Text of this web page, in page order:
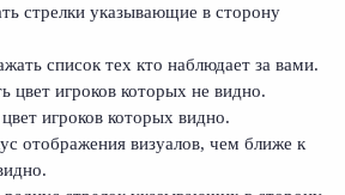
стрелки указывающие в сторону
список тех кто наблюдает за вами.
цвет игроков которых не видно.
игроков которых видно.
отображения визуалов, чем ближе к